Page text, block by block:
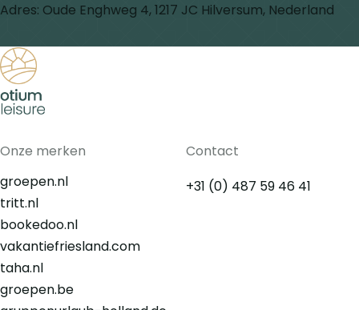
Adres: Oude Enghweg 4, 1217 JC Hilversum, Nederland
Terug naar de startpagina
Onze merken
groepen.nl
tritt.nl
bookedoo.nl
vakantiefriesland.com
taha.nl
groepen.be
Contact
+31 (0) 487 59 46 41